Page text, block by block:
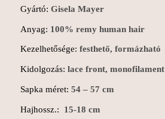
Gyártó: Gisela Mayer
Anyag: 100% remy human hair
Kezelhetősége: festhető, formázható
Kidolgozás: lace front, monofilament
Sapka méret: 54 – 57 cm
Hajhossz.: 15-18 cm